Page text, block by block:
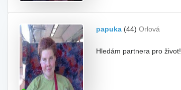
papuka (44) Orlová
Hledám partnera pro život!